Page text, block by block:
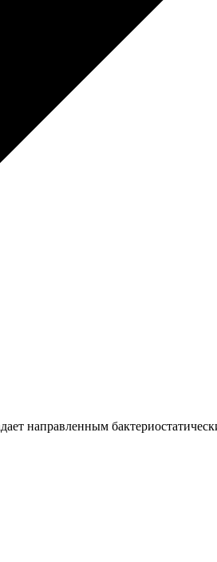
направленным